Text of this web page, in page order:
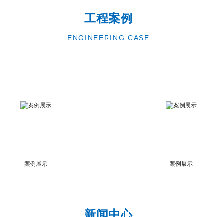
工程案例
ENGINEERING CASE
案例展示 案例展示
新闻中心